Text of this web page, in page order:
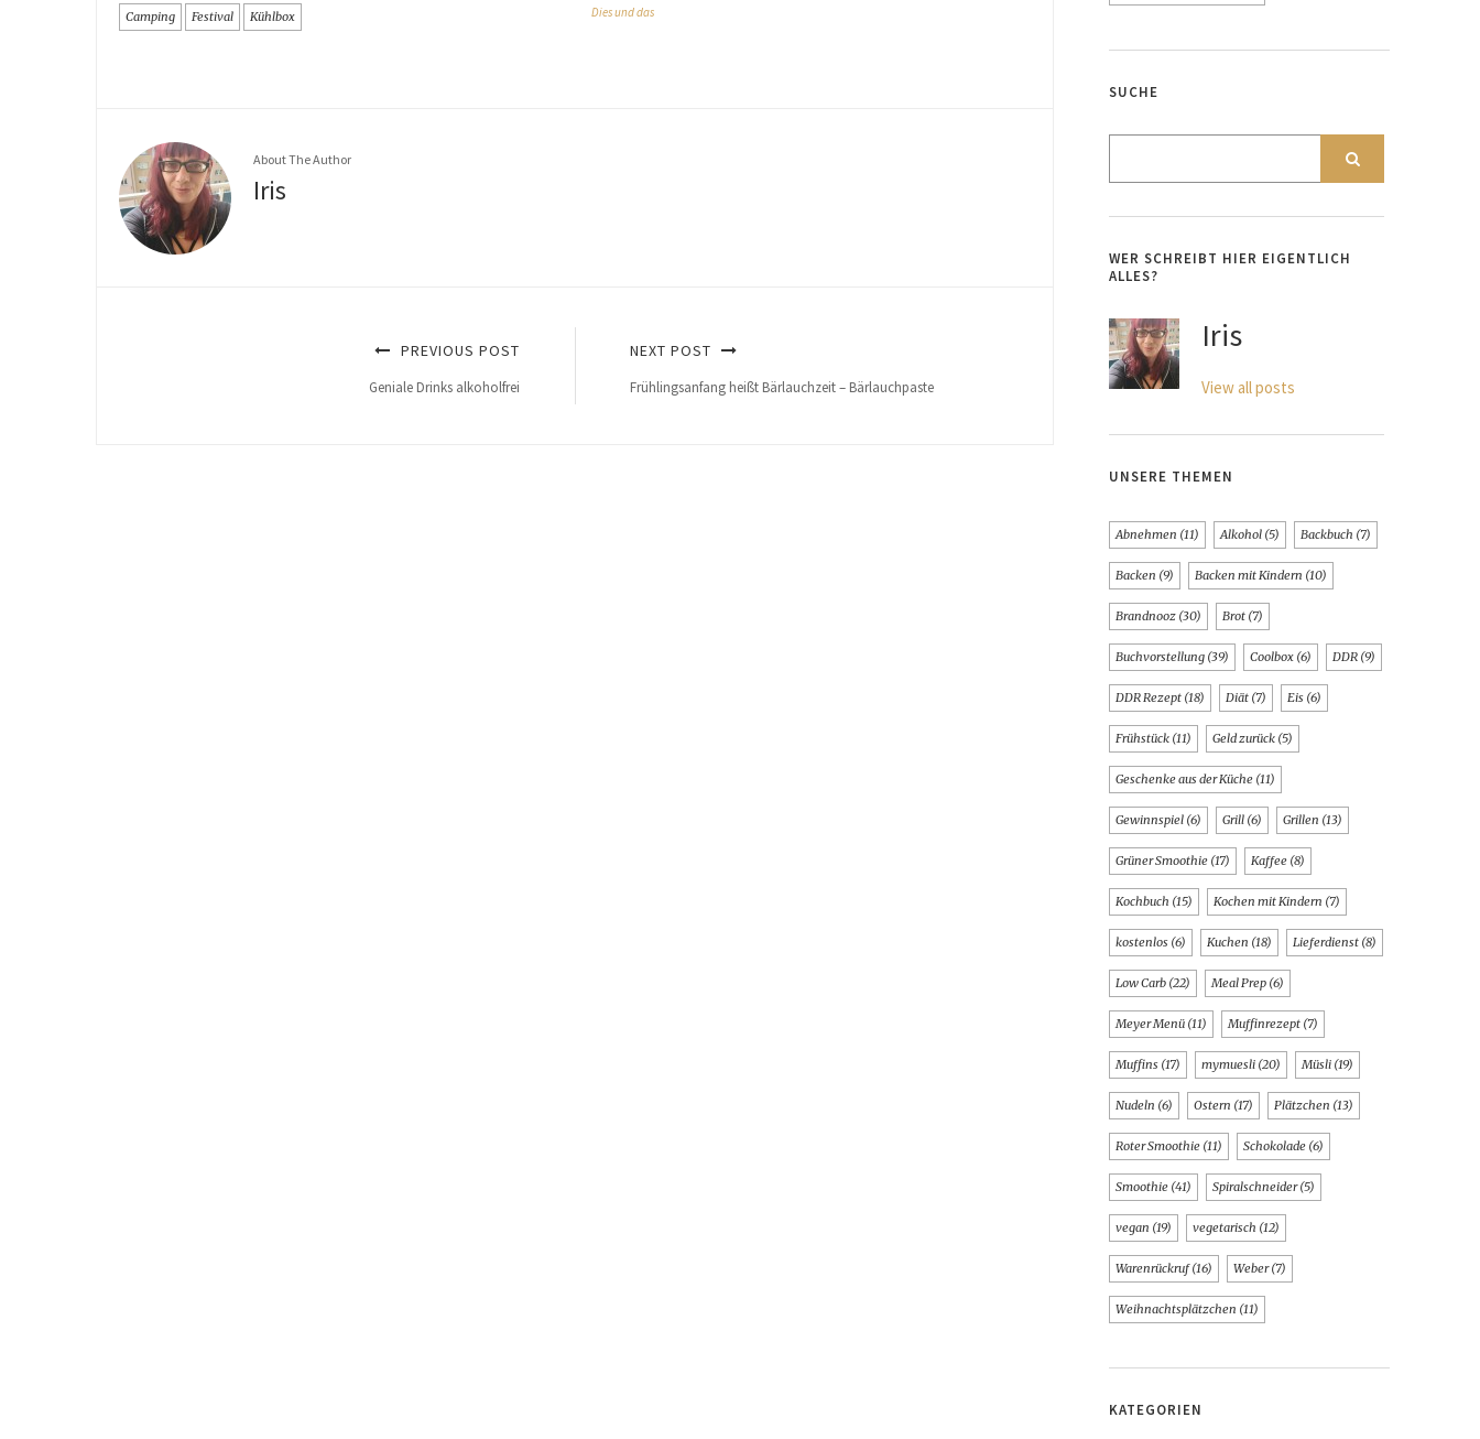
Camping Festival Kühlbox Dies und das
About The Author
Iris
PREVIOUS POST
Geniale Drinks alkoholfrei
NEXT POST
Frühlingsanfang heißt Bärlauchzeit – Bärlauchpaste
SUCHE
WER SCHREIBT HIER EIGENTLICH
ALLES?
Iris
View all posts
UNSERE THEMEN
Abnehmen (11) Alkohol (5) Backbuch (7)
Backen (9) Backen mit Kindern (10)
Brandnooz (30) Brot (7)
Buchvorstellung (39) Coolbox (6) DDR (9)
DDR Rezept (18) Diät (7) Eis (6)
Frühstück (11) Geld zurück (5)
Geschenke aus der Küche (11)
Gewinnspiel (6) Grill (6) Grillen (13)
Grüner Smoothie (17) Kaffee (8)
Kochbuch (15) Kochen mit Kindern (7)
kostenlos (6) Kuchen (18) Lieferdienst (8)
Low Carb (22) Meal Prep (6)
Meyer Menü (11) Muffinrezept (7)
Muffins (17) mymuesli (20) Müsli (19)
Nudeln (6) Ostern (17) Plätzchen (13)
Roter Smoothie (11) Schokolade (6)
Smoothie (41) Spiralschneider(5)
vegan (19) vegetarisch (12)
Warenrückruf(16) Weber(7)
Weihnachtsplätzchen (11)
KATEGORIEN